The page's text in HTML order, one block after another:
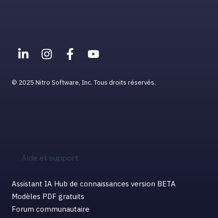
Aide et support
Assistant IA Hub de connaissances version BETA
Modèles PDF gratuits
Forum communautaire
© 2025 Nitro Software, Inc. Tous droits réservés.